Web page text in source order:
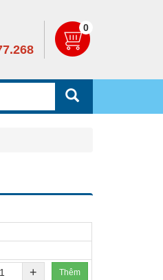
0
+ Thêm